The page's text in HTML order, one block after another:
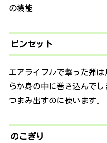
の機能
ピンセット
エアライフルで撃った弾
らか身の中に巻き込んで
つまみ出すのに使います。
のこぎり